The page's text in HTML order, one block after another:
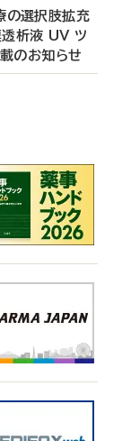
の選択肢拡充
析液 UV ツ
のお知らせ